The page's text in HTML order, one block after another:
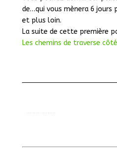
de…qui vous mènera 6 jours
et plus loin.
La suite de cette première
Les chemins de traverse